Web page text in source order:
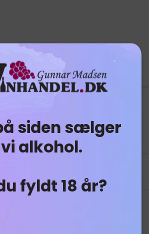
siden sælger
vi alkohol.
fyldt 18 år?
Reserve
et small batch af unik rom.